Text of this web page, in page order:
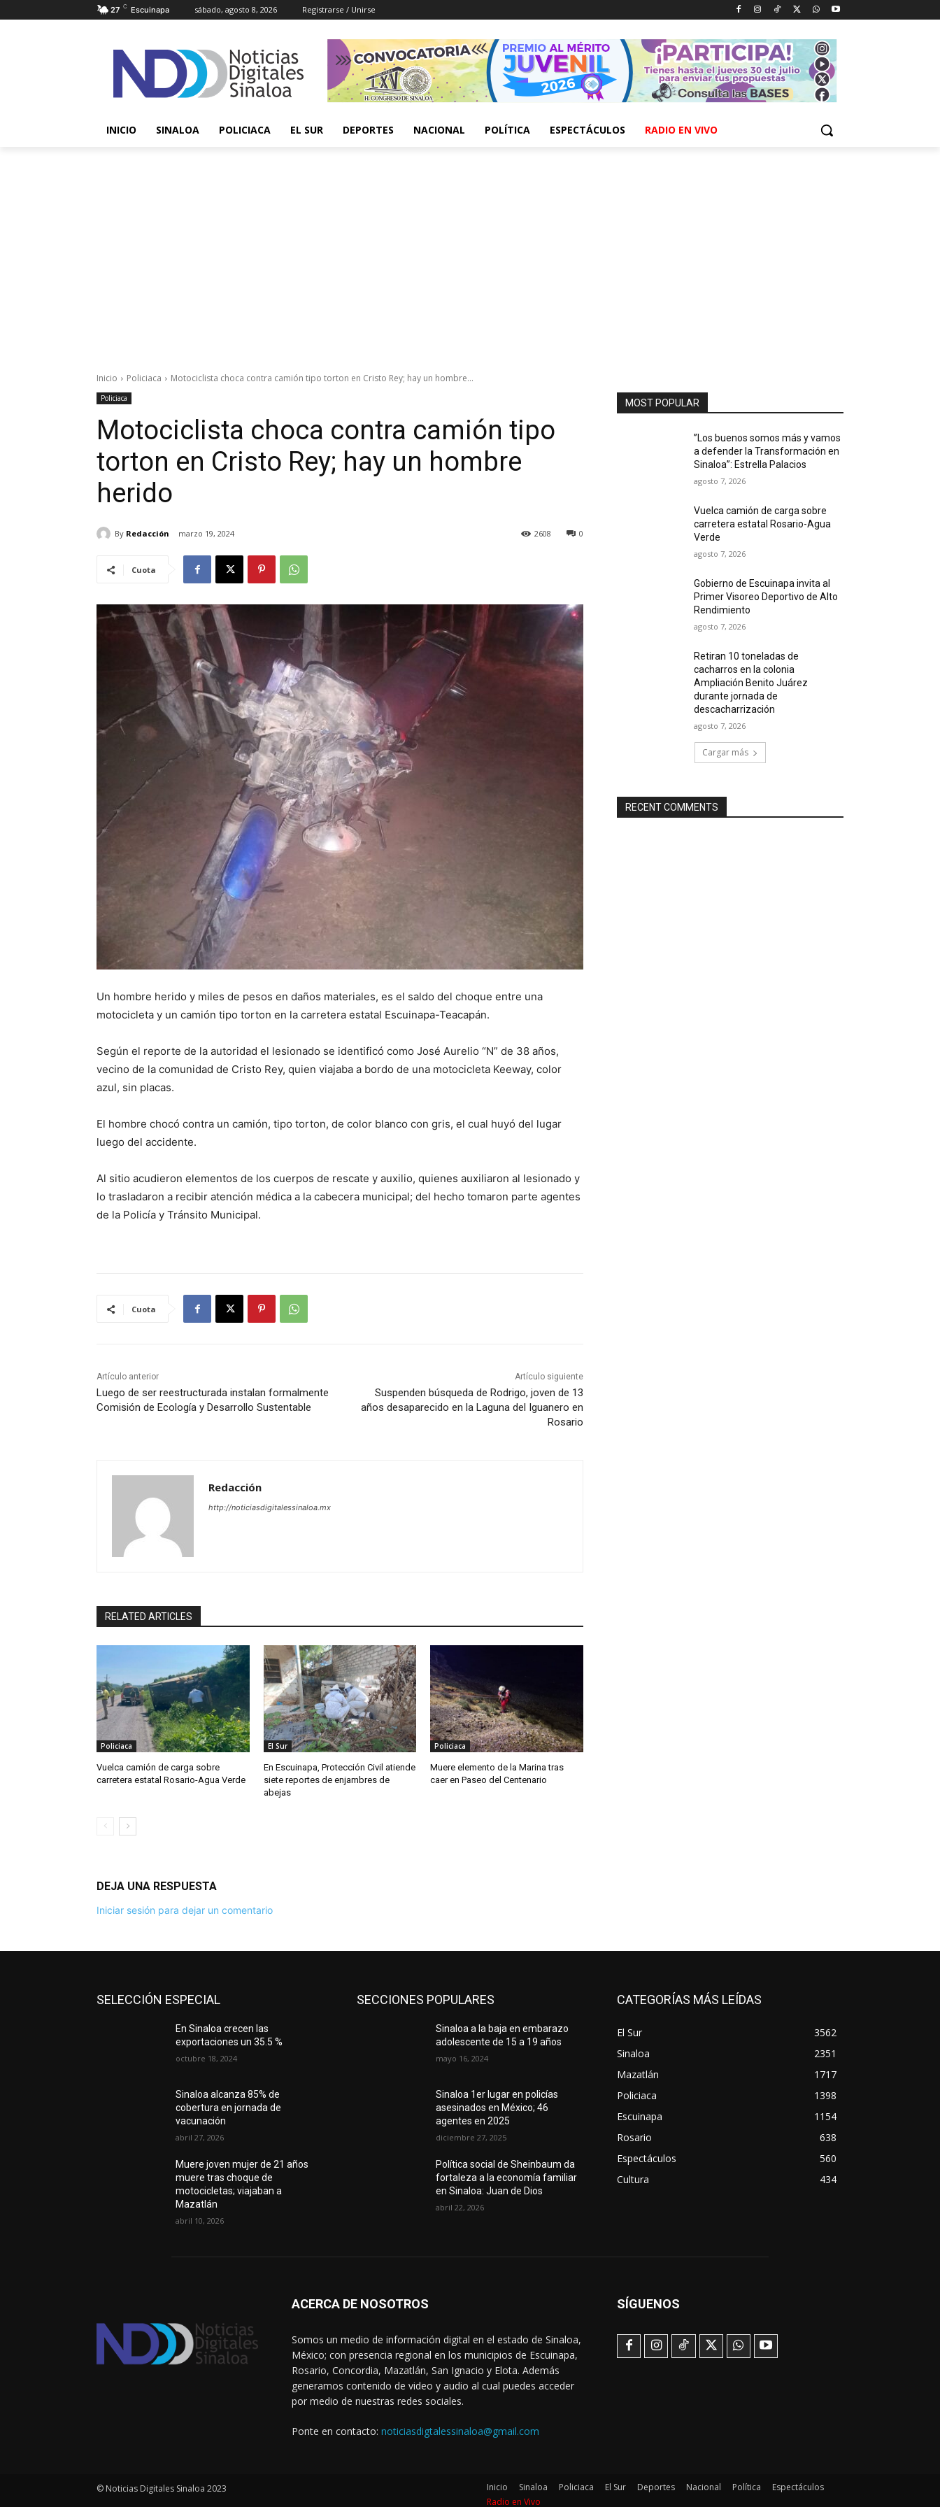
27 C Escuinapa sábado, agosto 8, 2026 Registrarse / Unirse
INICIO SINALOA POLICIACA EL SUR DEPORTES NACIONAL POLÍTICA ESPECTÁCULOS RADIO EN VIVO
Inicio Policiaca Motociclista choca contra camión tipo torton en Cristo Rey; hay un hombre...
Policiaca
Motociclista choca contra camión tipo
torton en Cristo Rey; hay un hombre
herido
By Redacción marzo 19, 2024 0
2608
Cuota
Un hombre herido y miles de pesos en daños materiales, es el saldo del choque entre una
motocicleta y un camión tipo torton en la carretera estatal Escuinapa-Teacapán.
Según el reporte de la autoridad el lesionado se identificó como José Aurelio “N” de 38 años,
vecino de la comunidad de Cristo Rey, quien viajaba a bordo de una motocicleta Keeway, color
azul, sin placas.
El hombre chocó contra un camión, tipo torton, de color blanco con gris, el cual huyó del lugar
luego del accidente.
Al sitio acudieron elementos de los cuerpos de rescate y auxilio, quienes auxiliaron al lesionado y
lo trasladaron a recibir atención médica a la cabecera municipal; del hecho tomaron parte agentes
de la Policía y Tránsito Municipal.
Cuota
Artículo anterior
Luego de ser reestructurada instalan formalmente
Comisión de Ecología y Desarrollo Sustentable
Artículo siguiente
Suspenden búsqueda de Rodrigo, joven de 13
años desaparecido en la Laguna del Iguanero en
Rosario
Redacción
http://noticiasdigitalessinaloa.mx
RELATED ARTICLES
Policiaca
Vuelca camión de carga sobre
carretera estatal Rosario-Agua Verde
El Sur
En Escuinapa, Protección Civil atiende
siete reportes de enjambres de
abejas
Policiaca
Muere elemento de la Marina tras
caer en Paseo del Centenario
DEJA UNA RESPUESTA
Iniciar sesión para dejar un comentario
MOST POPULAR
”Los buenos somos más y vamos
a defender la Transformación en
Sinaloa”: Estrella Palacios
agosto 7, 2026
Vuelca camión de carga sobre
carretera estatal Rosario-Agua
Verde
agosto 7, 2026
Gobierno de Escuinapa invita al
Primer Visoreo Deportivo de Alto
Rendimiento
agosto 7, 2026
Retiran 10 toneladas de
cacharros en la colonia
Ampliación Benito Juárez
durante jornada de
descacharrización
agosto 7, 2026
Cargar más
RECENT COMMENTS
SELECCIÓN ESPECIAL
En Sinaloa crecen las
exportaciones un 35.5 %
octubre 18, 2024
Sinaloa alcanza 85% de
cobertura en jornada de
vacunación
abril 27, 2026
Muere joven mujer de 21 años
muere tras choque de
motocicletas; viajaban a
Mazatlán
abril 10, 2026
SECCIONES POPULARES
Sinaloa a la baja en embarazo
adolescente de 15 a 19 años
mayo 16, 2024
Sinaloa 1er lugar en policías
asesinados en México; 46
agentes en 2025
diciembre 27, 2025
Política social de Sheinbaum da
fortaleza a la economía familiar
en Sinaloa: Juan de Dios
abril 22, 2026
CATEGORÍAS MÁS LEÍDAS
El Sur
3562
Sinaloa
2351
Mazatlán
1717
Policiaca
1398
Escuinapa
1154
Rosario
638
Espectáculos
560
Cultura
434
ACERCA DE NOSOTROS
Somos un medio de información digital en el estado de Sinaloa,
México; con presencia regional en los municipios de Escuinapa,
Rosario, Concordia, Mazatlán, San Ignacio y Elota. Además
generamos contenido de video y audio al cual puedes acceder
por medio de nuestras redes sociales.
Ponte en contacto: noticiasdigtalessinaloa@gmail.com
SÍGUENOS
© Noticias Digitales Sinaloa 2023 Inicio Sinaloa Policiaca El Sur Deportes Nacional Política
Espectáculos
Radio en Vivo